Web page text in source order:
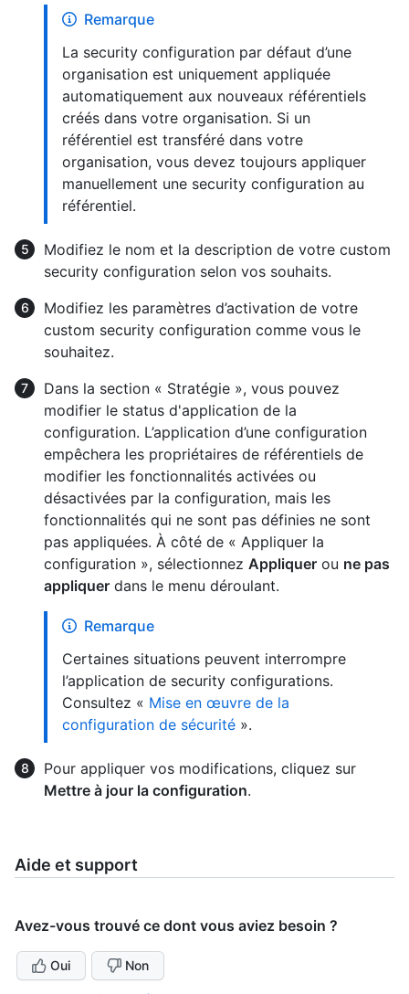
Remarque
La security configuration par défaut d’une
organisation est uniquement appliquée
automatiquement aux nouveaux référentiels
créés dans votre organisation. Si un
référentiel est transféré dans votre
organisation, vous devez toujours appliquer
manuellement une security configuration au
référentiel.
Modifiez le nom et la description de votre custom
security configuration selon vos souhaits.
Modifiez les paramètres d’activation de votre
custom security configuration comme vous le
souhaitez.
Dans la section « Stratégie », vous pouvez
modifier le status d'application de la
configuration. L’application d’une configuration
empêchera les propriétaires de référentiels de
modifier les fonctionnalités activées ou
désactivées par la configuration, mais les
fonctionnalités qui ne sont pas définies ne sont
pas appliquées. À côté de « Appliquer la
configuration », sélectionnez Appliquer ou ne pas
appliquer dans le menu déroulant.
Remarque
Certaines situations peuvent interrompre
l’application de security configurations.
Consultez « Mise en œuvre de la
configuration de sécurité ».
Pour appliquer vos modifications, cliquez sur
Mettre à jour la configuration.
Aide et support
Avez-vous trouvé ce dont vous aviez besoin ?
Oui Non